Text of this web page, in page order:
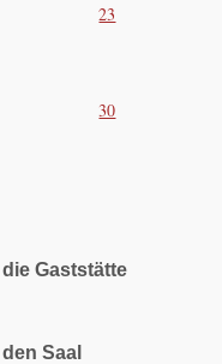
23
30
Gaststätte
Saal